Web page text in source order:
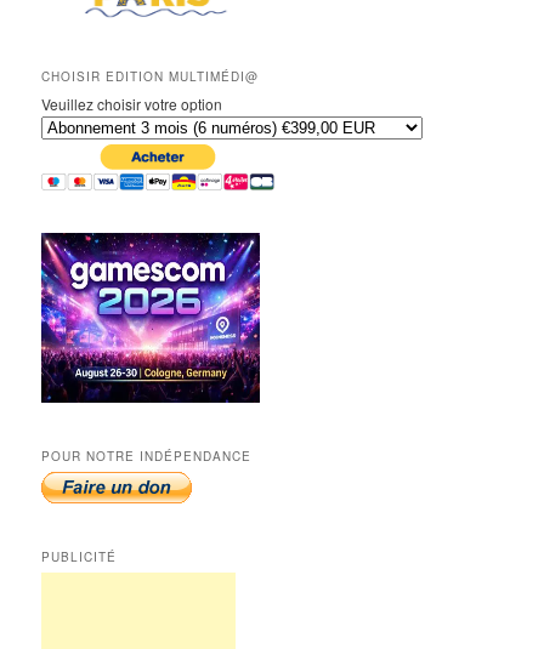
CHOISIR EDITION MULTIMÉDI@
Veuillez choisir votre option
POUR NOTRE INDÉPENDANCE
PUBLICITÉ